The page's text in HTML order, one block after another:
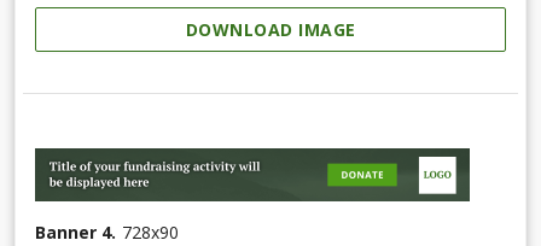
DOWNLOAD IMAGE
Banner 4. 728x90